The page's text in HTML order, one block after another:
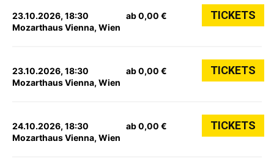
23.10.2026, 18:30
Mozarthaus Vienna, Wien
ab 0,00 € TICKETS
23.10.2026, 18:30
Mozarthaus Vienna, Wien
ab 0,00 € TICKETS
24.10.2026, 18:30
Mozarthaus Vienna, Wien
ab 0,00 € TICKETS